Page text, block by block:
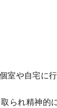
室や自宅に
られ精神